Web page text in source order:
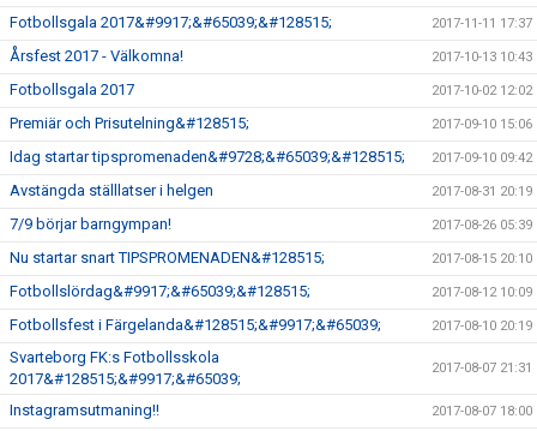
Fotbollsgala 2017&#9917;&#65039;&#128515; 2017-11-11 17:37
Årsfest 2017 - Välkomna! 2017-10-13 10:43
Fotbollsgala 2017 2017-10-02 12:02
Premiär och Prisutelning&#128515; 2017-09-10 15:06
Idag startar tipspromenaden&#9728;&#65039;&#128515; 2017-09-10 09:42
Avstängda ställlatser i helgen 2017-08-31 20:19
7/9 börjar barngympan! 2017-08-26 05:39
Nu startar snart TIPSPROMENADEN&#128515; 2017-08-15 20:10
Fotbollslördag&#9917;&#65039;&#128515; 2017-08-12 10:09
Fotbollsfest i Färgelanda&#128515;&#9917;&#65039; 2017-08-10 20:19
Svarteborg FK:s Fotbollsskola
2017&#128515;&#9917;&#65039;
2017-08-07 21:31
Instagramsutmaning!! 2017-08-07 18:00